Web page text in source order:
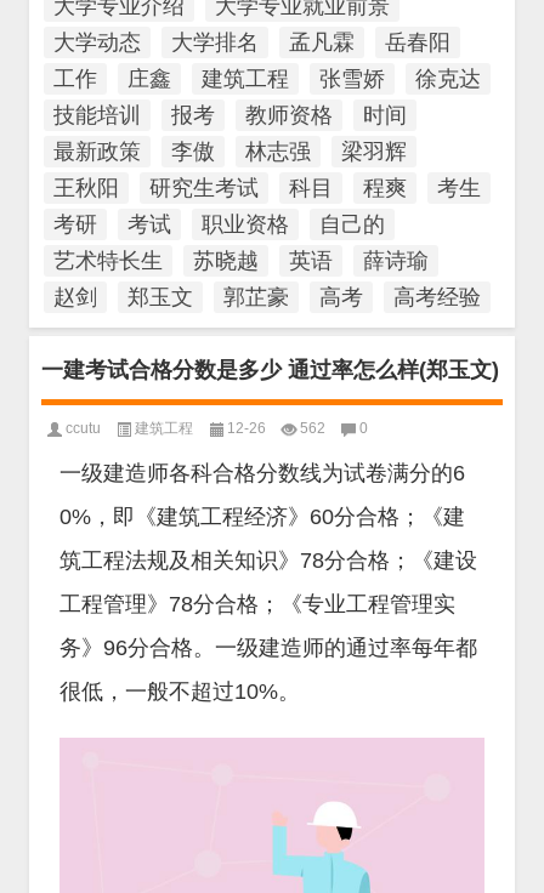
大学专业介绍
大学专业就业前景
大学动态
大学排名 孟凡霖
岳春阳
工作
庄鑫 建筑工程 张雪娇
徐克达
技能培训
报考 教师资格
时间
最新政策
李傲 林志强
梁羽辉
王秋阳
研究生考试 科目 程爽
考生
考研
考试 职业资格
自己的
艺术特长生
苏晓越 英语
薛诗瑜
赵剑
郑玉文 郭芷豪 高考 高考经验
一建考试合格分数是多少 通过率怎么样(郑玉文)
ccutu 建筑工程 12-26 562 0
一级建造师各科合格分数线为试卷满分的6
0%，即《建筑工程经济》60分合格；《建
筑工程法规及相关知识》78分合格；《建设
工程管理》78分合格；《专业工程管理实
务》96分合格。一级建造师的通过率每年都
很低，一般不超过10%。